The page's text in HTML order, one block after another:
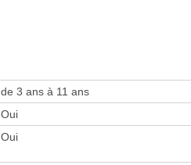
de 3 ans à 11 ans
Oui
Oui